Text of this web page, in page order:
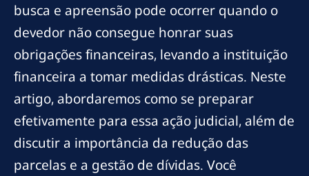
busca e apreensão pode ocorrer quando o
devedor não consegue honrar suas
obrigações financeiras, levando a instituição
financeira a tomar medidas drásticas. Neste
artigo, abordaremos como se preparar
efetivamente para essa ação judicial, além de
discutir a importância da redução das
parcelas e a gestão de dívidas. Você